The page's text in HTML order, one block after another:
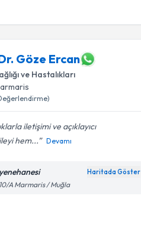
Göze Ercan
ve Hastalıkları
iletişimi ve açıklayıcı
hem...
Devamı
Haritada Göster
A Marmaris / Muğla